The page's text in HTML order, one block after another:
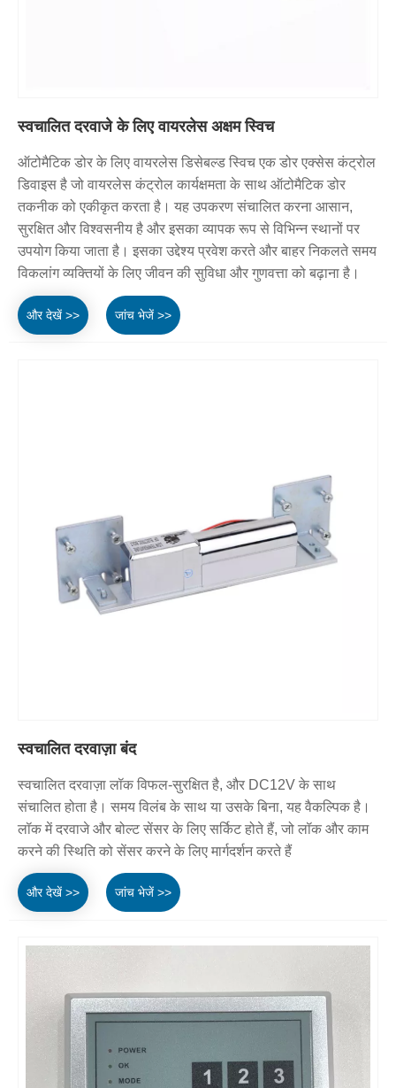
स्वचालित दरवाजे के लिए वायरलेस अक्षम स्विच
ऑटोमैटिक डोर के लिए वायरलेस डिसेबल्ड स्विच एक डोर एक्सेस कंट्रोल
डिवाइस है जो वायरलेस कंट्रोल कार्यक्षमता के साथ ऑटोमैटिक डोर
तकनीक को एकीकृत करता है। यह उपकरण संचालित करना आसान,
सुरक्षित और विश्वसनीय है और इसका व्यापक रूप से विभिन्न स्थानों पर
उपयोग किया जाता है। इसका उद्देश्य प्रवेश करते और बाहर निकलते समय
विकलांग व्यक्तियों के लिए जीवन की सुविधा और गुणवत्ता को बढ़ाना है।
और देखें >> जांच भेजें >>
स्वचालित दरवाज़ा बंद
स्वचालित दरवाज़ा लॉक विफल-सुरक्षित है, और DC12V के साथ
संचालित होता है। समय विलंब के साथ या उसके बिना, यह वैकल्पिक है।
लॉक में दरवाजे और बोल्ट सेंसर के लिए सर्किट होते हैं, जो लॉक और काम
करने की स्थिति को सेंसर करने के लिए मार्गदर्शन करते हैं
और देखें >> जांच भेजें >>